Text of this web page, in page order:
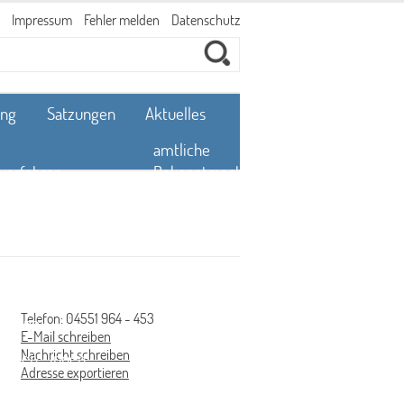
Impressum Fehler melden Datenschutz
Grundlagen
Schadensbilder
eine Prüfung?
innen
Satzungen
Aktuelles
amtliche
Bekanntmachungen
Telefon: 04551 964 - 453
E-Mail schreiben
Nachricht schreiben
Adresse exportieren